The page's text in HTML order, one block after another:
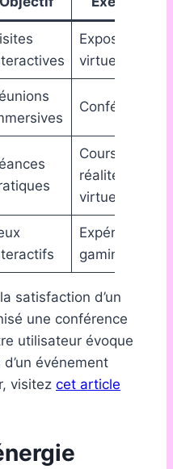
Expositions
virtuelles
Conférences
Cours en
réalité
virtuelle
Expériences
gaming
satisfaction d’un
une conférence
utilisateur évoque
événement
visitez cet article